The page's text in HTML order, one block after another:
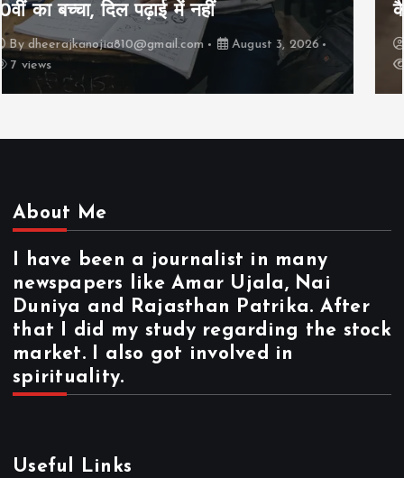
कैसे “बड़ा आदमी” बन सकता है?
Bydheerajkanojia810@gmail.com
August 2, 2026
17 views
About Me
I have been a journalist in many
newspapers like Amar Ujala, Nai
Duniya and Rajasthan Patrika. After
that I did my study regarding the stock
market. I also got involved in
spirituality.
Useful Links